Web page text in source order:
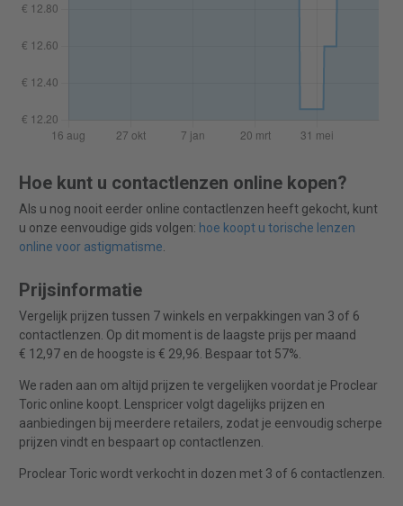
Hoe kunt u contactlenzen online kopen?
Als u nog nooit eerder online contactlenzen heeft gekocht, kunt
u onze eenvoudige gids volgen: hoe koopt u torische lenzen
online voor astigmatisme.
Prijsinformatie
Vergelijk prijzen tussen 7 winkels en verpakkingen van 3 of 6
contactlenzen. Op dit moment is de laagste prijs per maand
€ 12,97 en de hoogste is € 29,96. Bespaar tot 57%.
We raden aan om altijd prijzen te vergelijken voordat je Proclear
Toric online koopt. Lenspricer volgt dagelijks prijzen en
aanbiedingen bij meerdere retailers, zodat je eenvoudig scherpe
prijzen vindt en bespaart op contactlenzen.
Proclear Toric wordt verkocht in dozen met 3 of 6 contactlenzen.